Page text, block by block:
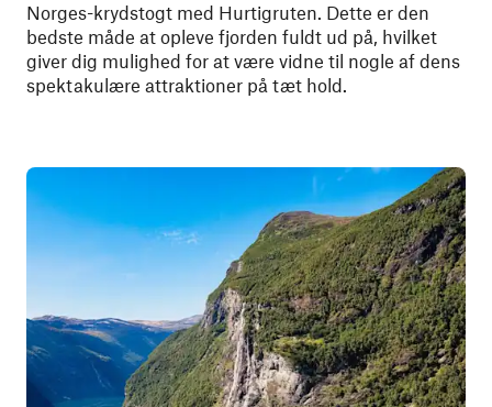
Norges-krydstogt med Hurtigruten. Dette er den
bedste måde at opleve fjorden fuldt ud på, hvilket
giver dig mulighed for at være vidne til nogle af dens
spektakulære attraktioner på tæt hold.